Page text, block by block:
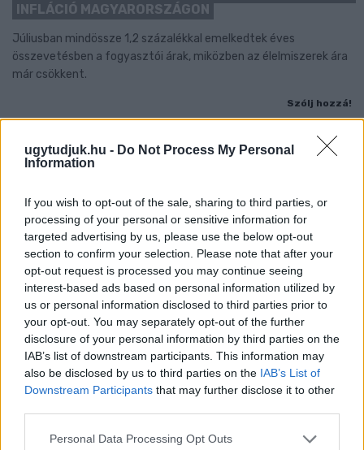
ugytudjuk.hu - Do Not Process My Personal
Information
If you wish to opt-out of the sale, sharing to third parties, or
processing of your personal or sensitive information for
targeted advertising by us, please use the below opt-out
section to confirm your selection. Please note that after your
opt-out request is processed you may continue seeing
interest-based ads based on personal information utilized by
us or personal information disclosed to third parties prior to
your opt-out. You may separately opt-out of the further
disclosure of your personal information by third parties on the
IAB’s list of downstream participants. This information may
also be disclosed by us to third parties on the IAB’s List of
Downstream Participants that may further disclose it to other
Please note that this website/app uses one or more Google
Personal Data Processing Opt Outs
INFLÁCIÓ MAGYARORSZÁGON
Júliusban mindössze 1,2 százalékkal emelkedtek éves
összevetésben a fogyasztói árak, miközben az élelmiszerek ára
már csökkent.
Szólj hozzá!
A BAROKK ÖSSZES ÁRNYALATA ÉS MÉG EGY SOR
KIVÁLÓ PROGRAM VÁR MINDENKIT EZEN A HÉTVÉGÉN